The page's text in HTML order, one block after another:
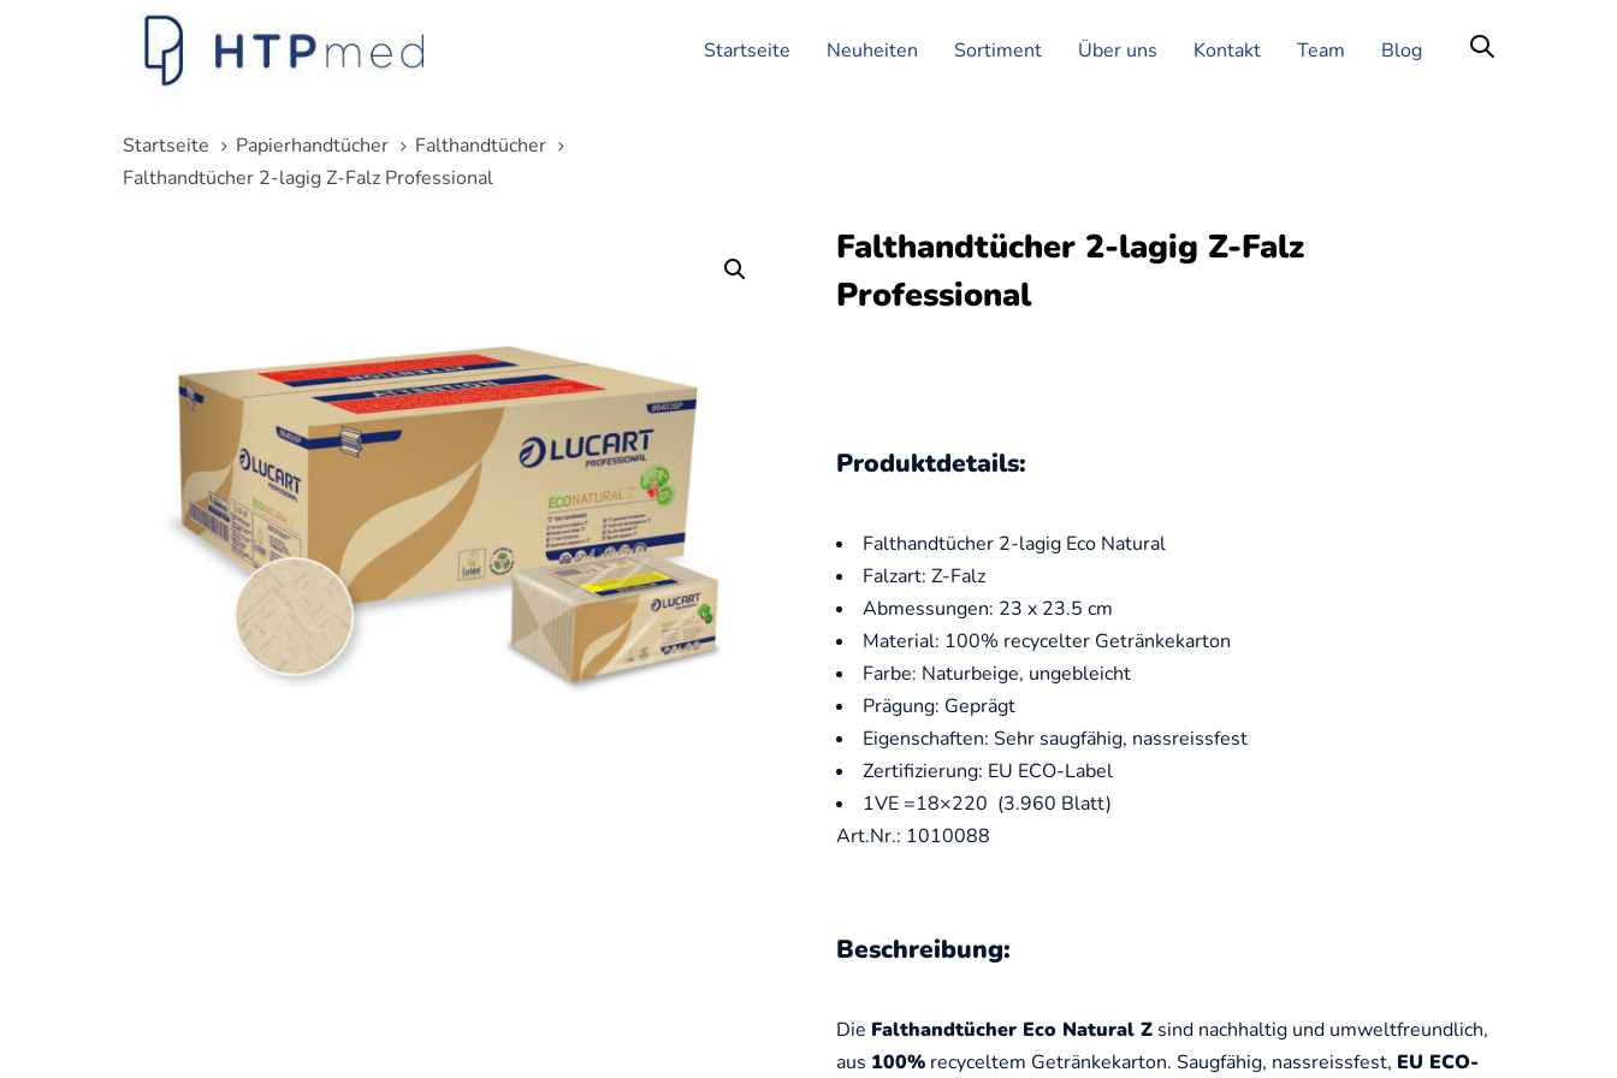
Startseite Neuheiten Sortiment Über uns Kontakt Team Blog
Startseite Papierhandtücher
Falthandtücher
Falthandtücher 2-lagig Z-Falz Professional
Falthandtücher 2-lagig Z-Falz
Professional
Produktdetails:
Falthandtücher 2-lagig Eco Natural
Falzart: Z-Falz
Abmessungen: 23 x 23.5 cm
Material: 100% recycelter Getränkekarton
Farbe: Naturbeige, ungebleicht
Prägung: Geprägt
Eigenschaften: Sehr saugfähig, nassreissfest
Zertifizierung: EU ECO-Label
1VE =18×220 (3.960 Blatt)
Art.Nr.: 1010088
Beschreibung:
Die Falthandtücher Eco Natural Zsind nachhaltig und umweltfreundlich,
aus 100%recyceltem Getränkekarton. Saugfähig, nassreissfest, EU ECO-